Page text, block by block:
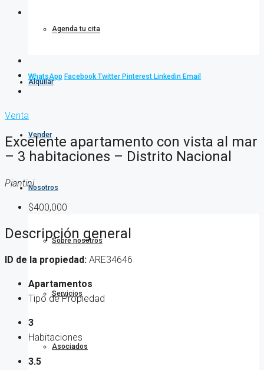
Agenda tu cita
Alquilar
Vender
Nosotros
Sobre nosotros
Servicios
Asociados
WhatsApp Facebook Twitter Pinterest Linkedin Email
Venta
Excelente apartamento con vista al mar
– 3 habitaciones – Distrito Nacional
Piantini
$400,000
Descripción general
ID de la propiedad: ARE34646
Apartamentos
Tipo de Propiedad
3
Habitaciones
3.5